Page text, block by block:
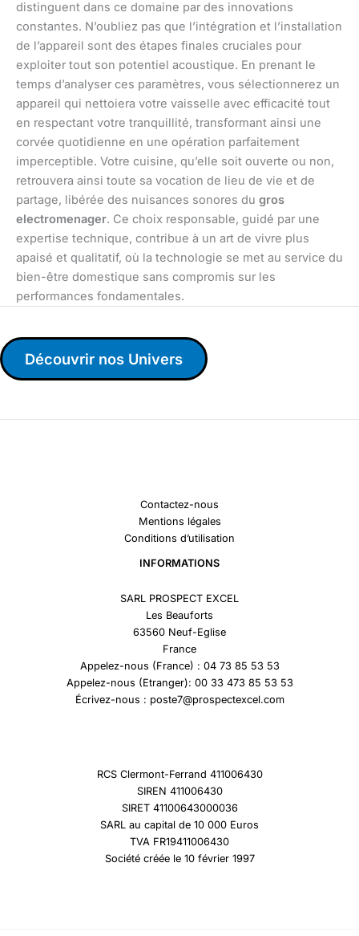
distinguent dans ce domaine par des innovations
constantes. N’oubliez pas que l’intégration et l’installation
de l’appareil sont des étapes finales cruciales pour
exploiter tout son potentiel acoustique. En prenant le
temps d’analyser ces paramètres, vous sélectionnerez un
appareil qui nettoiera votre vaisselle avec efficacité tout
en respectant votre tranquillité, transformant ainsi une
corvée quotidienne en une opération parfaitement
imperceptible. Votre cuisine, qu’elle soit ouverte ou non,
retrouvera ainsi toute sa vocation de lieu de vie et de
partage, libérée des nuisances sonores du gros
electromenager. Ce choix responsable, guidé par une
expertise technique, contribue à un art de vivre plus
apaisé et qualitatif, où la technologie se met au service du
bien-être domestique sans compromis sur les
performances fondamentales.
Découvrir nos Univers
Contactez-nous
Mentions légales
Conditions d’utilisation
INFORMATIONS
SARL PROSPECT EXCEL
Les Beauforts
63560 Neuf-Eglise
France
Appelez-nous (France) : 04 73 85 53 53
Appelez-nous (Etranger): 00 33 473 85 53 53
Écrivez-nous : poste7@prospectexcel.com
RCS Clermont-Ferrand 411006430
SIREN 411006430
SIRET 41100643000036
SARL au capital de 10 000 Euros
TVA FR19411006430
Société créée le 10 février 1997